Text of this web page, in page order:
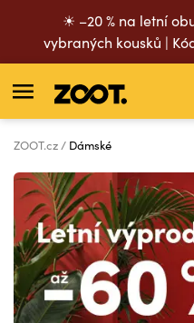
☀ –20 % na letní
vybraných kousků |
ZOOT.cz Dámské